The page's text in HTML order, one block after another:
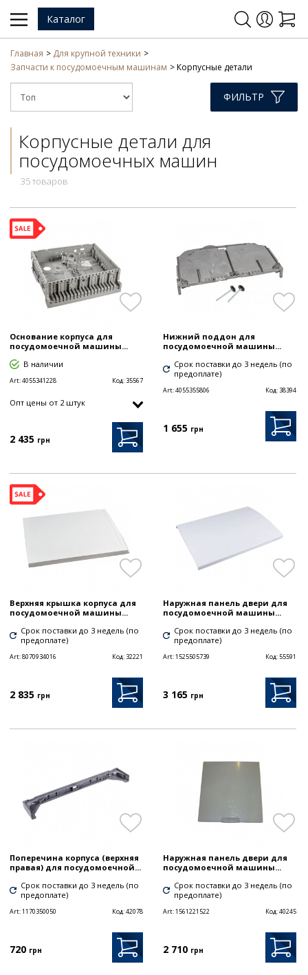
Каталог
Главная
Для крупной техники
Запчасти к посудомоечным машинам
Корпусные детали
ФИЛЬТР
Корпусные детали для
посудомоечных машин
35 товаров
Основание корпуса для
посудомоечной машины...
В наличии
Art:4055341228 Код: 35567
Опт цены от 2 штук
2 435 грн
Нижний поддон для
посудомоечной машины...
Срок поставки до 3 недель (по
предоплате)
Art:4055355806 Код: 38394
1 655 грн
Верхняя крышка корпуса для
посудомоечной машины...
Срок поставки до 3 недель (по
предоплате)
Art:8070934016 Код: 32221
2 835 грн
Наружная панель двери для
посудомоечной машины...
Срок поставки до 3 недель (по
предоплате)
Art:1525505739 Код: 55591
3 165 грн
Поперечина корпуса (верхняя
правая) для посудомоечной...
Срок поставки до 3 недель (по
предоплате)
Art:1170350050 Код:42078
720 грн
Наружная панель двери для
посудомоечной машины...
Срок поставки до 3 недель (по
предоплате)
Art:1561221522 Код:40245
2 710 грн